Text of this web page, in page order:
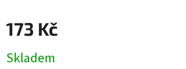
173 Kč
cena:
Skladem